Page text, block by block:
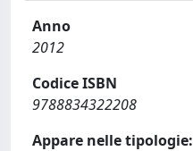
Anno
2012
Codice ISBN
9788834322208
Appare nelle tipologie: